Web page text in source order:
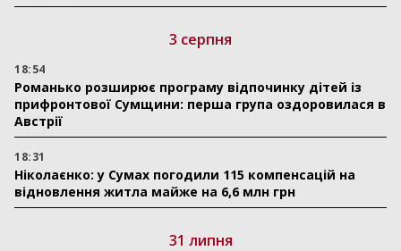
3 серпня
18:54
Романько розширює програму відпочинку дітей із
прифронтової Сумщини: перша група оздоровилася в
Австрії
18:31
Ніколаєнко: у Сумах погодили 115 компенсацій на
відновлення житла майже на 6,6 млн грн
31 липня